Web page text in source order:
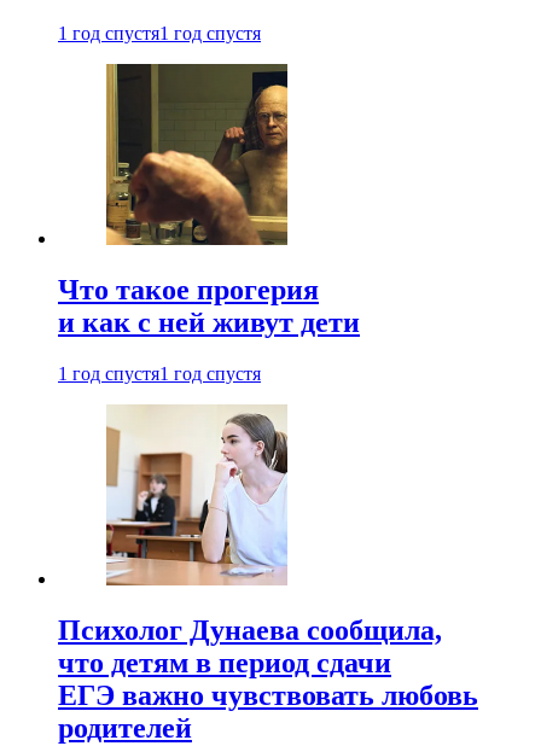
1 год спустя1 год спустя
Что такое прогерия
и как с ней живут дети
1 год спустя1 год спустя
Психолог Дунаева сообщила,
что детям в период сдачи
ЕГЭ важно чувствовать любовь
родителей